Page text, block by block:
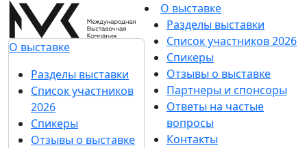
О выставке
Разделы выставки
Список участников
2026
Спикеры
Отзывы о выставке
О выставке
Разделы выставки
Список участников 2026
Спикеры
Отзывы о выставке
Партнеры и спонсоры
Ответы на частые
вопросы
Контакты